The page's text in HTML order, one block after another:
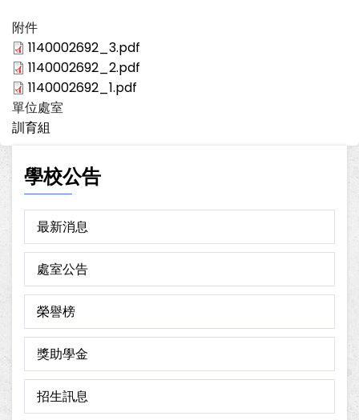
附件
1140002692_3.pdf
1140002692_2.pdf
1140002692_1.pdf
單位處室
訓育組
學校公告
最新消息
處室公告
榮譽榜
獎助學金
招生訊息